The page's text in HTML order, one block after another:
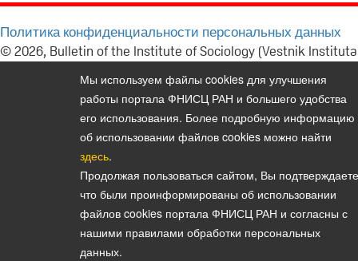
Политика конфиденциальности персональных данных
© 2026, Bulletin of the Institute of Sociology (Vestnik Instituta
vestnik@isras.ru
Мы используем файлы cookies для улучшения
работы портала ФНИСЦ РАН и большего удобства
его использования. Более подробную информацию
об использовании файлов cookies можно найти
здесь.
Продолжая пользоваться сайтом, Вы
что были проинформированы об использовании
файлов cookies портала ФНИСЦ РАН и согласны с
нашими правилами обработки персональных
данных.